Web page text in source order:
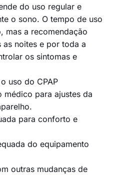
do uso regular e
o sono. O tempo de uso
mas a recomendação
as noites e por toda a
os sintomas e
uso do CPAP
médico para ajustes da
para conforto e
do equipamento
outras mudanças de